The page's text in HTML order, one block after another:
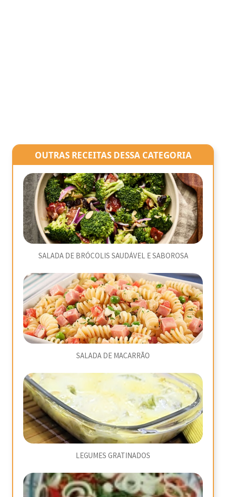
OUTRAS RECEITAS DESSA CATEGORIA
SALADA DE BRÓCOLIS SAUDÁVEL E SABOROSA
SALADA DE MACARRÃO
LEGUMES GRATINADOS